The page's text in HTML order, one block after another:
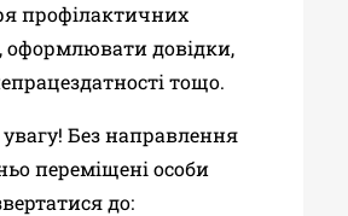
профілактичних
оформлювати довідки,
тощо.
увагу! Без направлення
переміщені особи
до: